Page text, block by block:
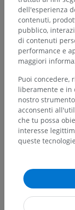
dell'esperienza
contenuti,
pubblico,
di contenuti
performance e
maggiori
Puoi concedere,
liberamente e in
nostro
acconsenti
che tu possa
interesse
queste